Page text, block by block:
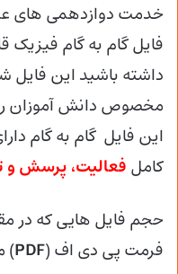
خدمت دوازدهمی های
فایل گام به گام فیزیک
داشته باشید این فایل
مخصوص دانش آموزان
این فایل گام به گام
کامل فعالیت، پرسش و
فرمت پی دی اف (PDF
)